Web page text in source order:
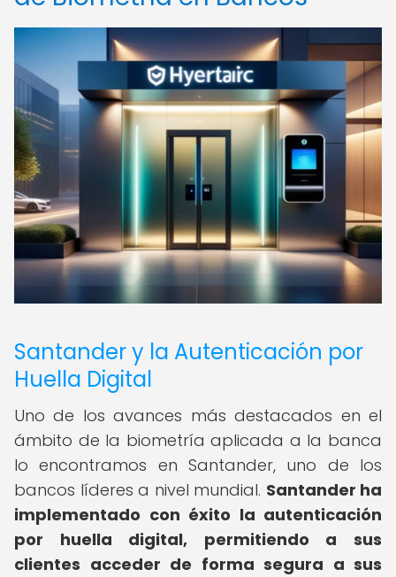
Santander y la Autenticación por
Huella Digital
Uno de los avances más destacados en el
ámbito de la biometría aplicada a la banca
lo encontramos en Santander, uno de los
bancos líderes a nivel mundial. Santander ha
implementado con éxito la autenticación
por huella digital, permitiendo a sus
clientes acceder de forma segura a sus